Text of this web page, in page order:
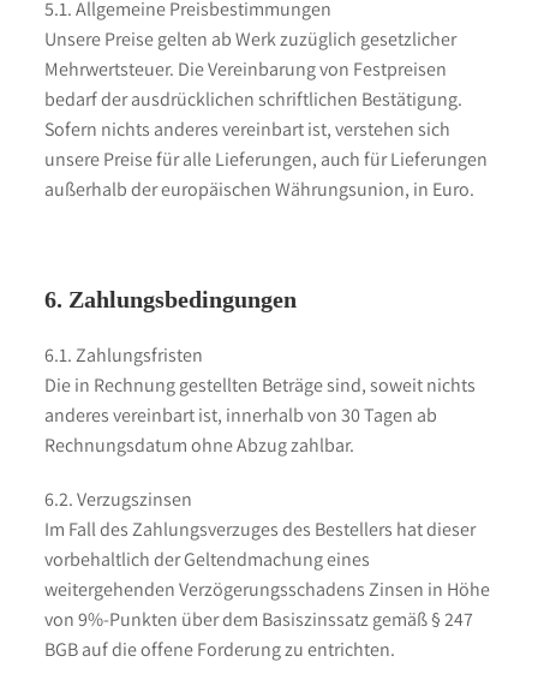
5.1. Allgemeine Preisbestimmungen
Unsere Preise gelten ab Werk zuzüglich gesetzlicher
Mehrwertsteuer. Die Vereinbarung von Festpreisen
bedarf der ausdrücklichen schriftlichen Bestätigung.
Sofern nichts anderes vereinbart ist, verstehen sich
unsere Preise für alle Lieferungen, auch für Lieferungen
außerhalb der europäischen Währungsunion, in Euro.
6. Zahlungsbedingungen
6.1. Zahlungsfristen
Die in Rechnung gestellten Beträge sind, soweit nichts
anderes vereinbart ist, innerhalb von 30 Tagen ab
Rechnungsdatum ohne Abzug zahlbar.
6.2. Verzugszinsen
Im Fall des Zahlungsverzuges des Bestellers hat dieser
vorbehaltlich der Geltendmachung eines
weitergehenden Verzögerungsschadens Zinsen in Höhe
von 9%-Punkten über dem Basiszinssatz gemäß § 247
BGB auf die offene Forderung zu entrichten.